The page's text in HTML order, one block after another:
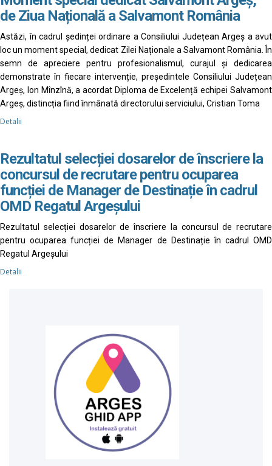
de Ziua Națională a Salvamont România
Astăzi, în cadrul ședinței ordinare a Consiliului Județean Argeș a avut
loc un moment special, dedicat Zilei Naționale a Salvamont România. În
semn de apreciere pentru profesionalismul, curajul și dedicarea
demonstrate în fiecare intervenție, președintele Consiliului Județean
Argeș, Ion Mînzînă, a acordat Diploma de Excelență echipei Salvamont
Argeș, distincția fiind înmânată directorului serviciului, Cristian Toma
Detalii
Rezultatul selecției dosarelor de înscriere la
concursul de recrutare pentru ocuparea
funcției de Manager de Destinație în cadrul
OMD Regatul Argeșului
Rezultatul selecției dosarelor de înscriere la concursul de recrutare
pentru ocuparea funcției de Manager de Destinație în cadrul OMD
Regatul Argeșului
Detalii